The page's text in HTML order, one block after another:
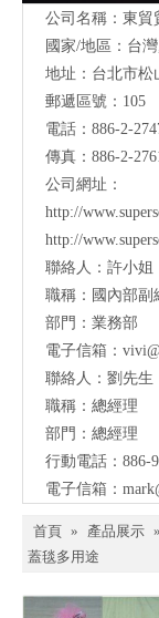
公司名稱：東貿
國家/地區：台
地址： 台北市松
郵遞區號：105
電話：886-2-
傳真：886-2-
公司網址：
http://
http://
聯絡人：許小姐
職稱：國內部副
部門：業務部
電子信箱：
聯絡人：劉先生
職稱：總經理
部門：總經理
行動電話：886-
電子信箱：
首頁 » 產品展示 »
蓋毯多用途